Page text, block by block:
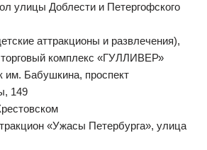
улицы Доблести и Петергофского
аттракционы и развлечения),
комплекс «ГУЛЛИВЕР»
им. Бабушкина, проспект
149
«Ужасы Петербурга», улица